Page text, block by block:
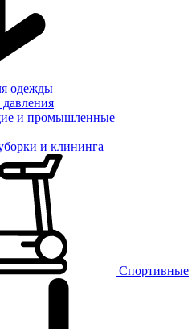
одежды
и промышленные
и клининга
Спортивные